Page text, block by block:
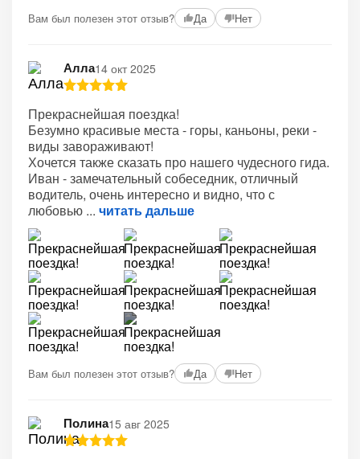
Вам был полезен этот отзыв? Да Нет
Алла14 окт 2025
Прекраснейшая поездка!
Безумно красивые места - горы, каньоны, реки -
виды завораживают!
Хочется также сказать про нашего чудесного гида.
Иван - замечательный собеседник, отличный
водитель, очень интересно и видно, что с
любовью
читать дальше
Вам был полезен этот отзыв? Да Нет
Полина15 авг 2025